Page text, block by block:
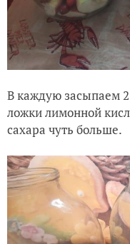
В каждую засыпаем
ложки лимонной
сахара чуть больше.